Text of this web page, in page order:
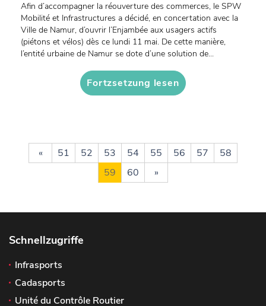
Afin d’accompagner la réouverture des commerces, le SPW
Mobilité et Infrastructures a décidé, en concertation avec la
Ville de Namur, d’ouvrir l’Enjambée aux usagers actifs
(piétons et vélos) dès ce lundi 11 mai. De cette manière,
l’entité urbaine de Namur se dote d’une solution de...
Fortzsetzung lesen
« 51 52 53 54 55 56 57
58
59
60 »
Schnellzugriffe
Infrasports
Cadasports
Unité du Contrôle Routier